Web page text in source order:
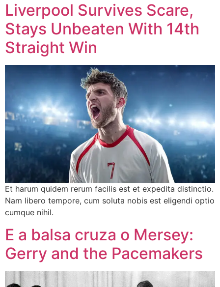
Liverpool Survives Scare,
Stays Unbeaten With 14th
Straight Win
Et harum quidem rerum facilis est et expedita distinctio.
Nam libero tempore, cum soluta nobis est eligendi optio
cumque nihil.
E a balsa cruza o Mersey:
Gerry and the Pacemakers